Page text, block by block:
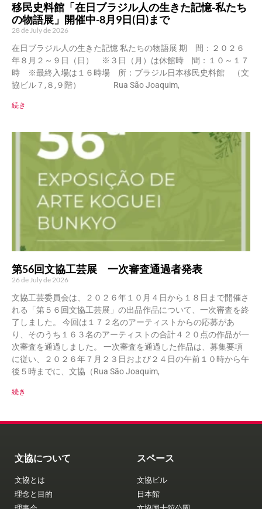
移民史料館「在日ブラジル人の生きた記憶-私たち
の物語展」開催中-8月9日(日)まで
28 de July de 2026
在日ブラジル人の生きた記憶 私たちの物語展 期 間：２０２６
年８月２～９日（日） ※３日（月）は休館時 間：１０～１７
時 ※最終入場は１６時場 所：ブラジル日本移民史料館 （文
協ビル７,８,９階） Rua São Joaquim,
続き
第56回文協工芸展 一次審査通過者発表
26 de July de 2026
文協工芸委員会は、２０２６年１０月４日から１８日まで開催さ
れる「第５６回文協工芸展」の出品作品について、一次審査を終
了しました。 今回は１７２名のアーティストからの応募があ
り、そのうち１６３名のアーティストの合計４２０点の作品が一
次審査を通過しました。 一次審査を通過した作品は、募集要項
に従い、２０２６年７月２３日および２４日の午前１０時から午
後５時までに、文協（Rua São Joaquim,
続き
文協について
文協とは
理念と目的
スペース
文協ビル
日本館